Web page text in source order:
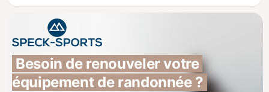
Besoin de renouveler votre
équipement de randonnée ?